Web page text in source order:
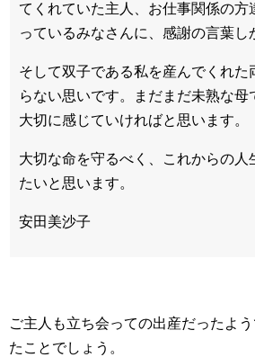
てくれていた主人、お仕事関係の方
っているみなさんに、感謝の言葉し
そして双子である私を産んでくれた
らない思いです。まだまだ未熟な母
大切に感じていければと思います。
大切な命を守るべく、これからの人
たいと思います。
安田美沙子
ご主人も立ち会っての出産だったよ
たことでしょう。